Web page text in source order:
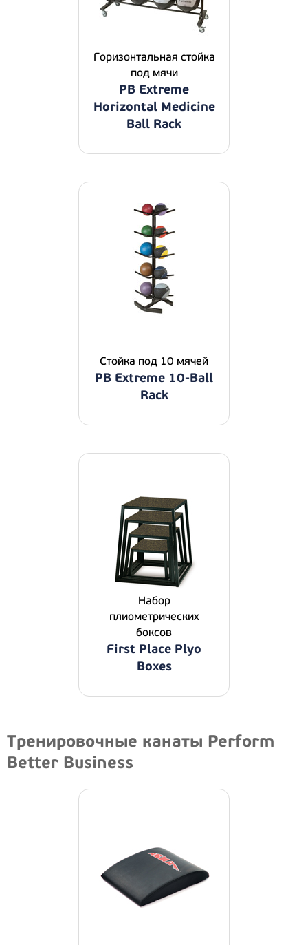
Горизонтальная стойка
под мячи
PB Extreme
Horizontal Medicine
Ball Rack
Стойка под 10 мячей
PB Extreme 10-Ball
Rack
Набор
плиометрических
боксов
First Place Plyo
Boxes
Тренировочные канаты Perform
Better Business